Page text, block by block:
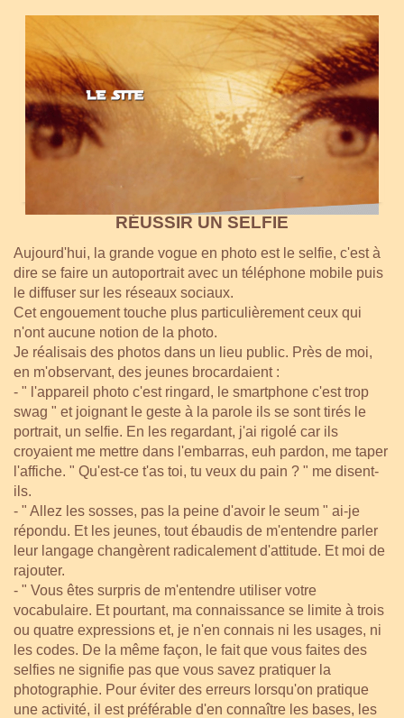
RÉUSSIR UN SELFIE
Aujourd'hui, la grande vogue en photo est le selfie, c'est à
dire se faire un autoportrait avec un téléphone mobile puis
le diffuser sur les réseaux sociaux.
Cet engouement touche plus particulièrement ceux qui
n'ont aucune notion de la photo.
Je réalisais des photos dans un lieu public. Près de moi,
en m'observant, des jeunes brocardaient :
- " l'appareil photo c'est ringard, le smartphone c'est trop
swag " et joignant le geste à la parole ils se sont tirés le
portrait, un selfie. En les regardant, j'ai rigolé car ils
croyaient me mettre dans l'embarras, euh pardon, me taper
l'affiche. " Qu'est-ce t'as toi, tu veux du pain ? " me disent-
ils.
- " Allez les sosses, pas la peine d'avoir le seum " ai-je
répondu. Et les jeunes, tout ébaudis de m'entendre parler
leur langage changèrent radicalement d'attitude. Et moi de
rajouter.
- " Vous êtes surpris de m'entendre utiliser votre
vocabulaire. Et pourtant, ma connaissance se limite à trois
ou quatre expressions et, je n'en connais ni les usages, ni
les codes. De la même façon, le fait que vous faites des
selfies ne signifie pas que vous savez pratiquer la
photographie. Pour éviter des erreurs lorsqu'on pratique
une activité, il est préférable d'en connaître les bases, les